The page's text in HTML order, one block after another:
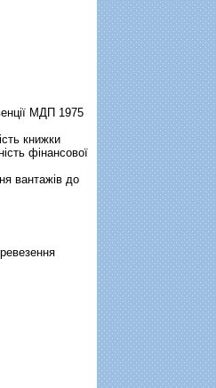
МДП 1975
книжки
фінансової
вантажів до